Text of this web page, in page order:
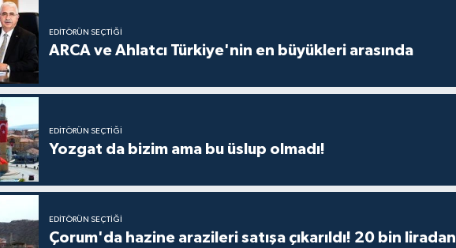
EDITÖRÜN SEÇTIĞI
ARCA ve Ahlatcı Türkiye'nin en büyükleri arasında
EDITÖRÜN SEÇTIĞI
Yozgat da bizim ama bu üslup olmadı!
EDITÖRÜN SEÇTIĞI
Çorum'da hazine arazileri satışa çıkarıldı! 20 bin liradan